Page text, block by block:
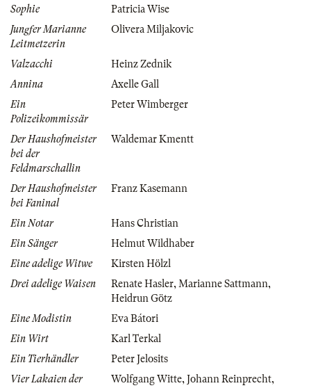
Sophie
Patricia Wise
Jungfer Marianne
Leitmetzerin
Olivera Miljakovic
Valzacchi
Heinz Zednik
Annina
Axelle Gall
Ein
Polizeikommissär
Peter Wimberger
Der Haushofmeister
bei der
Feldmarschallin
Waldemar Kmentt
Der Haushofmeister
bei Faninal
Franz Kasemann
Ein Notar
Hans Christian
Ein Sänger
Helmut Wildhaber
Eine adelige Witwe
Kirsten Hölzl
Drei adelige Waisen
Renate Hasler,Marianne Sattmann,
Heidrun Götz
Eine Modistin
Eva Bátori
Ein Wirt
Karl Terkal
Ein Tierhändler
Peter Jelosits
Vier Lakaien der
Wolfgang Witte,Johann Reinprecht,